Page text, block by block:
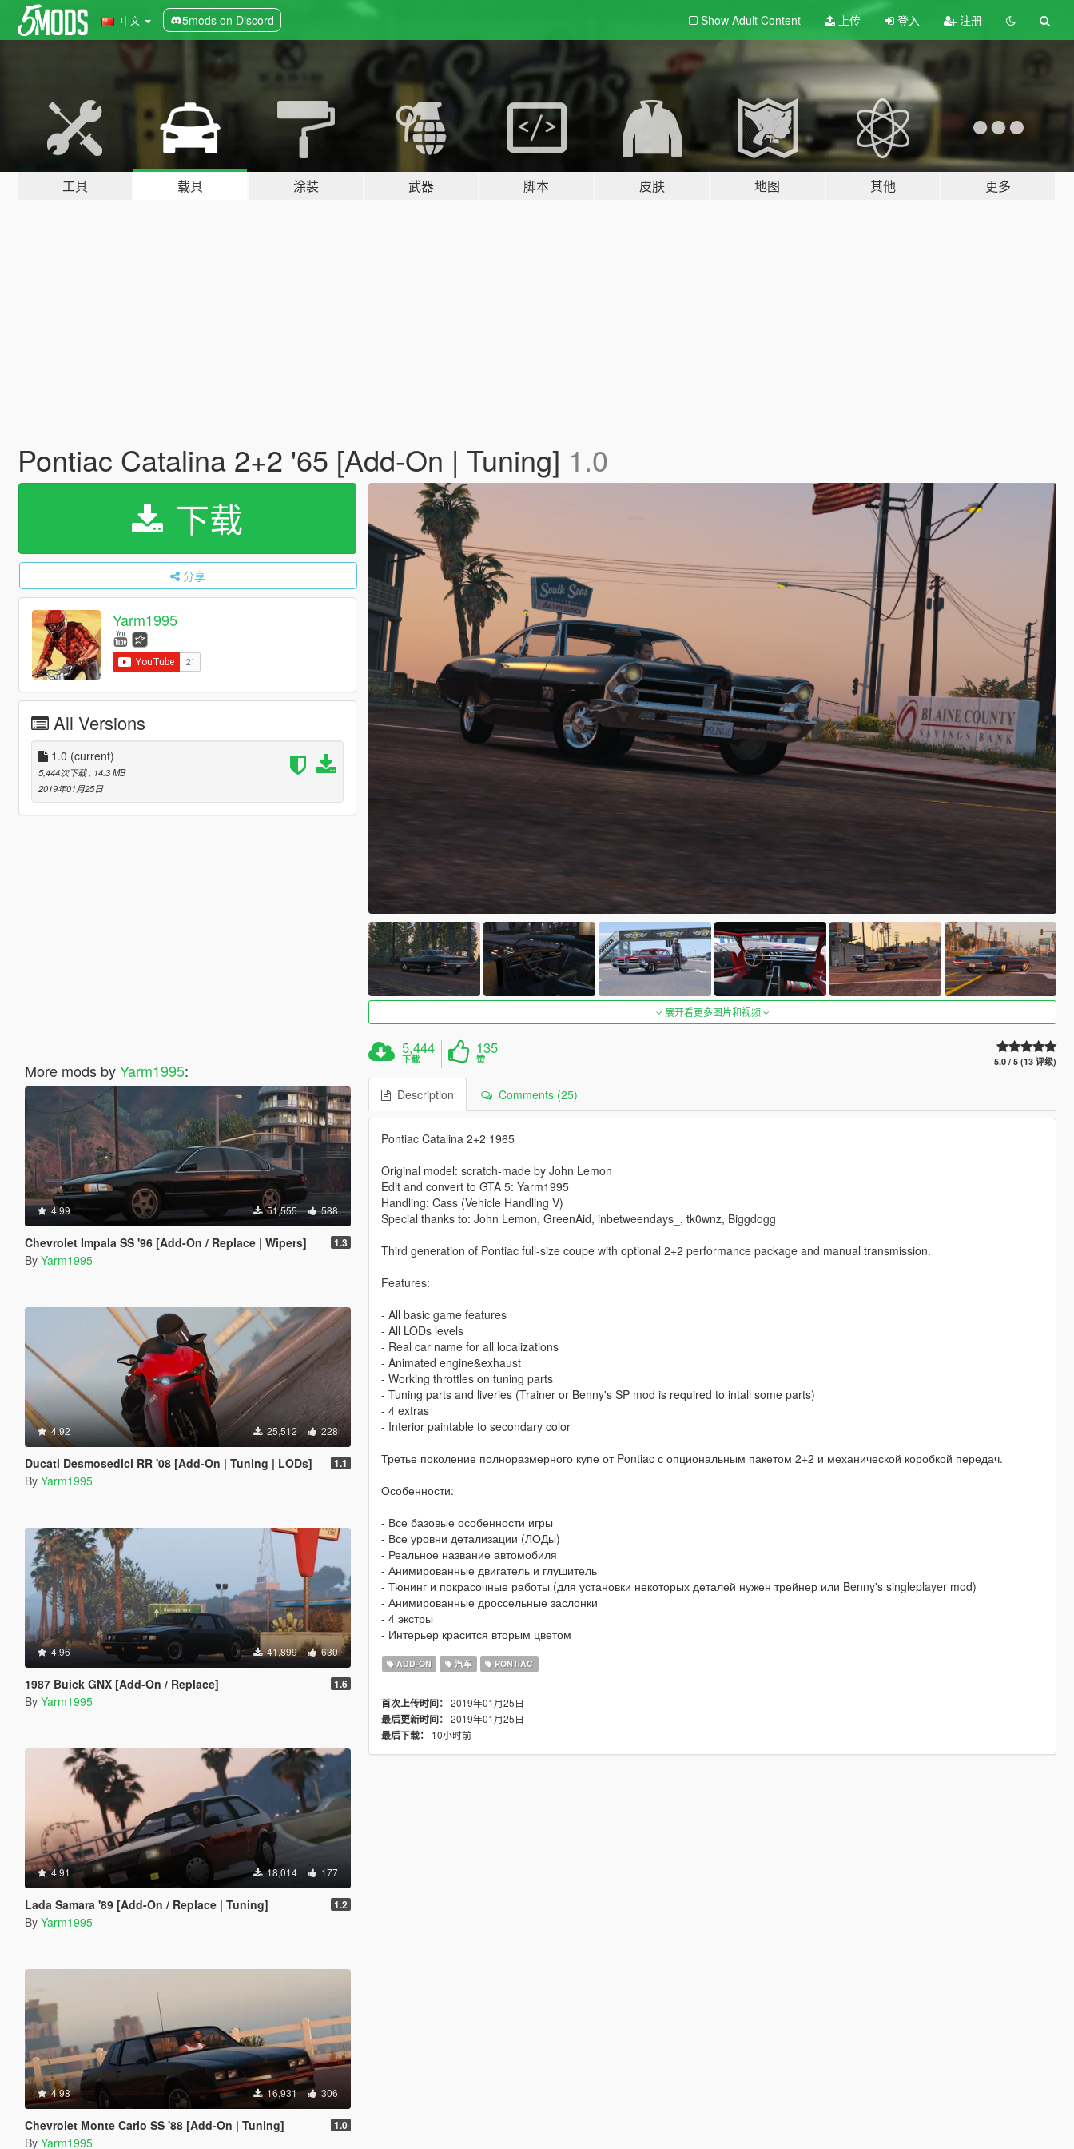
中文 5mods on Discord Show Adult Content 上传 登入 注册
工具 载具 涂装 武器 脚本 皮肤 地图 其他 更多
Pontiac Catalina 2+2 '65 [Add-On | Tuning] 1.0
下载
分享
Yarm1995
All Versions
1.0 (current)
5,444次下载 , 14.3 MB
2019年01月25日
More mods byYarm1995:
4.99 51,555 588
Chevrolet Impala SS '96 [Add-On / Replace | Wipers] 1.3
By Yarm1995
4.92 25,512 228
Ducati Desmosedici RR '08 [Add-On | Tuning | LODs] 1.1
By Yarm1995
4.96 41,899 630
1987 Buick GNX [Add-On / Replace] 1.6
By Yarm1995
4.91 18,014 177
Lada Samara '89 [Add-On / Replace | Tuning] 1.2
By Yarm1995
4.98 16,931 306
Chevrolet Monte Carlo SS '88 [Add-On | Tuning] 1.0
By Yarm1995
展开看更多图片和视频
5,444
下载
135
赞 5.0 / 5 (13 评级)
Description Comments (25)
Pontiac Catalina 2+2 1965
Original model: scratch-made by John Lemon
Edit and convert to GTA 5: Yarm1995
Handling: Cass (Vehicle Handling V)
Special thanks to: John Lemon, GreenAid, inbetweendays_, tk0wnz, Biggdogg
Third generation of Pontiac full-size coupe with optional 2+2 performance package and manual transmission.
Features:
- All basic game features
- All LODs levels
- Real car name for all localizations
- Animated engine&exhaust
- Working throttles on tuning parts
- Tuning parts and liveries (Trainer or Benny's SP mod is required to intall some parts)
- 4 extras
- Interior paintable to secondary color
Третье поколение полноразмерного купе от Pontiac с опциональным пакетом 2+2 и механической коробкой передач.
Особенности:
- Все базовые особенности игры
- Все уровни детализации (ЛОДы)
- Реальное название автомобиля
- Анимированные двигатель и глушитель
- Тюнинг и покрасочные работы (для установки некоторых деталей нужен трейнер или Benny's singleplayer mod)
- Анимированные дроссельные заслонки
- 4 экстры
- Интерьер красится вторым цветом
ADD-ON 汽车 PONTIAC
首次上传时间： 2019年01月25日
最后更新时间： 2019年01月25日
最后下载：
10小时前